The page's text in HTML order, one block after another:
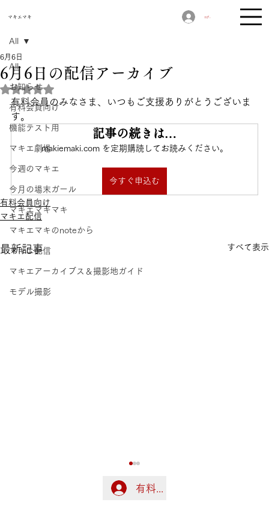
​マキエマキ ログイン
ログイン
有料会員の方はこちらでロ
All
お知らせ
有料会員向け
機能テスト用
マキエ劇場
今週のマキエ
今月の場末ガール
マキエマキマキ
マキエマキのnoteから
マキエ配信
マキエアーカイブス＆撮影地ガイド
モデル撮影
All
6月6日の配信アーカイブ
6月6日
5つ星のうちNaNと評価されています。
有料会員のみなさま、いつもご支援ありがとうございま
す。
記事の続きは…
makiemaki.com を定期購読してお読みください。
今すぐ申込む
有料会員向け
マキエ配信
最新記事 すべて表示